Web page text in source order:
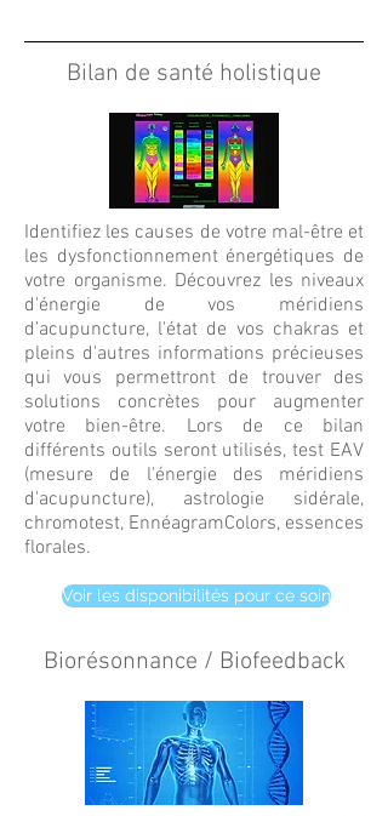
Bilan de santé holistique
Identifiez les causes de votre mal-être et
les dysfonctionnement énergétiques de
votre organisme. Découvrez les niveaux
d'énergie de vos méridiens
d’acupuncture, l'état de vos chakras et
pleins d'autres informations précieuses
qui vous permettront de trouver des
solutions concrètes pour augmenter
votre bien-être. Lors de ce bilan
différents outils seront utilisés, test EAV
(mesure de l'énergie des méridiens
d'acupuncture), astrologie sidérale,
chromotest, EnnéagramColors, essences
florales.
Voir les disponibilités pour ce soin
Biorésonnance / Biofeedback